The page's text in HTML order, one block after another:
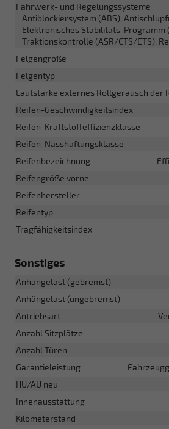
Fahrwerk- und Regelungssysteme
Antiblockiersystem (ABS),
Elektronisches Stabilitäts-Programm
Traktionskontrolle (ASR/CTS/ETS),
Felgengröße
Felgentyp
Lautstärke externes Rollgeräusch der
Reifen-Geschwindigkeitsindex
Reifen-Kraftstoffeffizienzklasse
Reifen-Nasshaftungsklasse
Reifenbezeichnung
Reifengröße vorne
Reifenhersteller
Reifentyp
Tragfähigkeitsindex
Sonstiges
Anhängelast (gebremst)
Anhängelast (ungebremst)
Antriebsart
Anzahl Sitzplätze
Anzahl Türen
Garantieleistung
HU/AU neu
Innenausstattung
Kilometerstand